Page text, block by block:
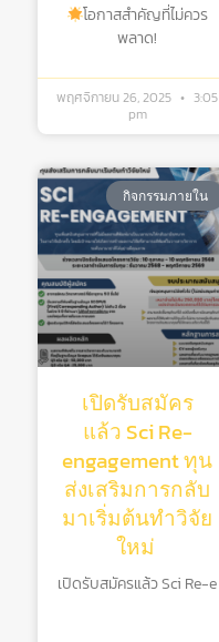
โอกาสสำคัญที่ไม่ควร
พลาด!
พฤศจิกายน 26, 2025
3:05
pm
กิจกรรมภายใน
เปิดรับสมัคร
แล้ว Sci Re-
engagement ทุน
ส่งเสริมการกลับ
มาเริ่มต้นทําวิจัย
ใหม่
เปิดรับสมัครแล้ว Sci Re-e